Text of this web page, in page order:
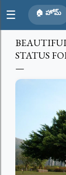
☰ 🏠 హోమ్
STATUS